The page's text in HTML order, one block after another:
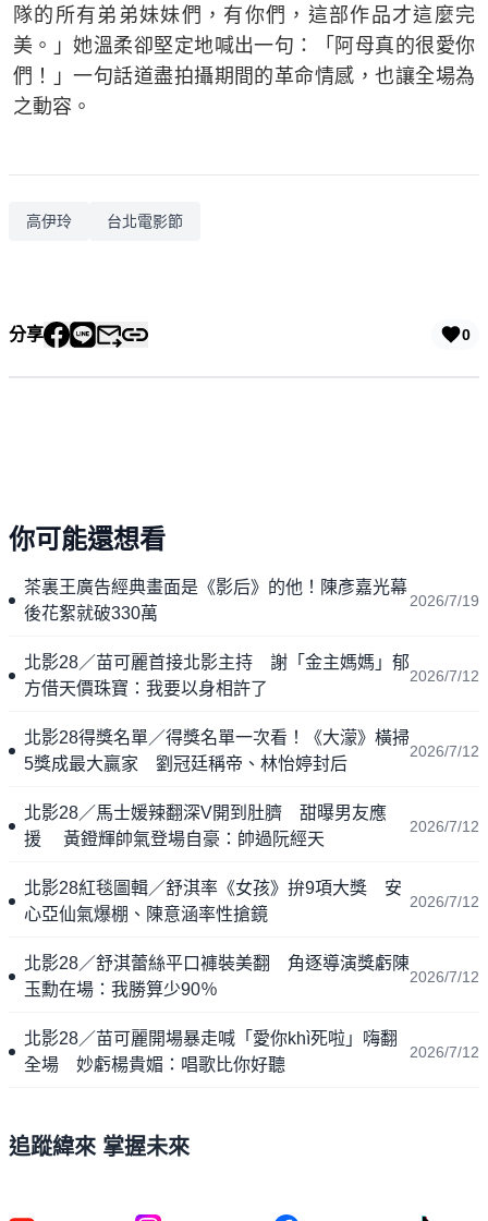
隊的所有弟弟妹妹們，有你們，這部作品才這麼完
美。」她溫柔卻堅定地喊出一句：「阿母真的很愛你
們！」一句話道盡拍攝期間的革命情感，也讓全場為
之動容。
高伊玲 台北電影節
分享 0
你可能還想看
茶裏王廣告經典畫面是《影后》的他！陳彥嘉光幕
後花絮就破330萬
2026/7/19
北影28／苗可麗首接北影主持 謝「金主媽媽」郁
方借天價珠寶：我要以身相許了
2026/7/12
北影28得獎名單／得獎名單一次看！《大濛》橫掃
5獎成最大贏家 劉冠廷稱帝、林怡婷封后
2026/7/12
北影28／馬士媛辣翻深V開到肚臍 甜曝男友應
援 黃鐙輝帥氣登場自豪：帥過阮經天
2026/7/12
北影28紅毯圖輯／舒淇率《女孩》拚9項大獎 安
心亞仙氣爆棚、陳意涵率性搶鏡
2026/7/12
北影28／舒淇蕾絲平口褲裝美翻 角逐導演獎虧陳
玉勳在場：我勝算少90％
2026/7/12
北影28／苗可麗開場暴走喊「愛你khì死啦」嗨翻
全場 妙虧楊貴媚：唱歌比你好聽
2026/7/12
追蹤緯來 掌握未來